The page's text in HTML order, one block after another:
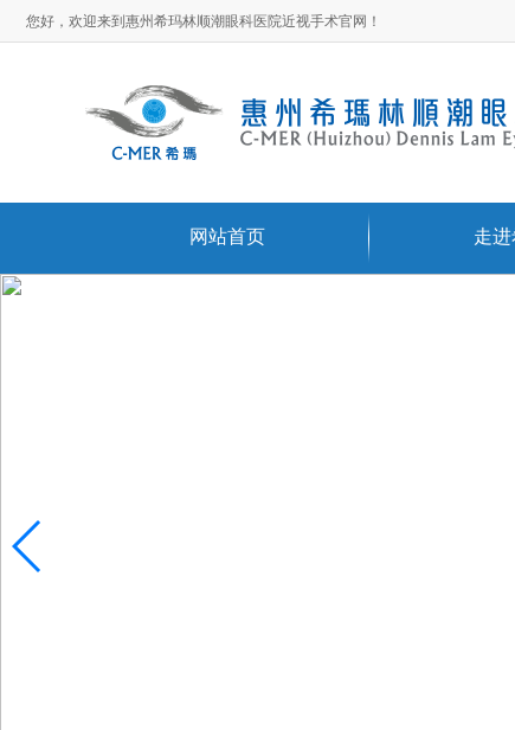
您好，欢迎来到惠州希玛林顺潮眼科医院近视手术官网！
网站首页 走